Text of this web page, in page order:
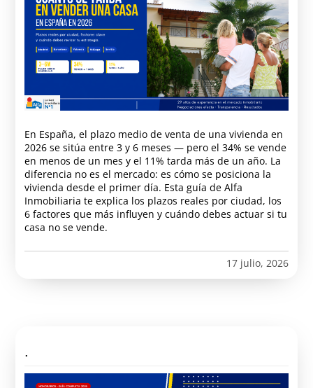
En España, el plazo medio de venta de una vivienda en
2026 se sitúa entre 3 y 6 meses — pero el 34% se vende
en menos de un mes y el 11% tarda más de un año. La
diferencia no es el mercado: es cómo se posiciona la
vivienda desde el primer día. Esta guía de Alfa
Inmobiliaria te explica los plazos reales por ciudad, los
6 factores que más influyen y cuándo debes actuar si tu
casa no se vende.
17 julio, 2026
.